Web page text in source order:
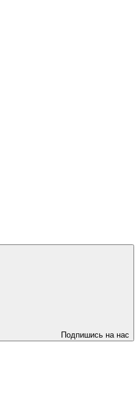
Подпишись на нас